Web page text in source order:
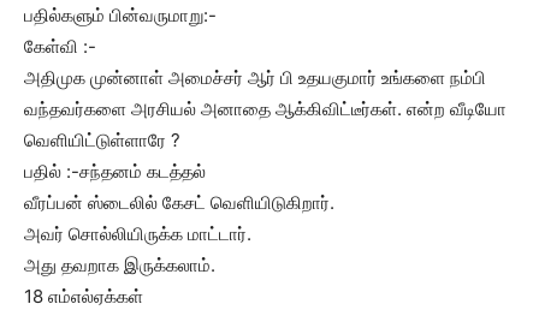
பதில்களும் பின்வருமாறு:-
கேள்வி :-
அதிமுக முன்னாள் அமைச்சர் ஆர் பி உதயகுமார் உங்களை நம்பி
வந்தவர்களை அரசியல் அனாதை ஆக்கிவிட்டீர்கள். என்ற வீடியோ
வெளியிட்டுள்ளாரே ?
பதில் :-சந்தனம் கடத்தல்
வீரப்பன் ஸ்டைலில் கேசட் வெளியிடுகிறார்.
அவர் சொல்லியிருக்க மாட்டார்.
அது தவறாக இருக்கலாம்.
18 எம்எல்ஏக்கள்